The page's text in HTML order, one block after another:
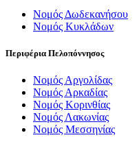
Νομός Δωδεκανήσου
Νομός Κυκλάδων
Περιφέρια Πελοπόννησος
Νομός Αργολίδας
Νομός Αρκαδίας
Νομός Κορινθίας
Νομός Λακωνίας
Νομός Μεσσηνίας